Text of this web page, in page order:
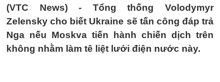
(VTC News) - Tổng thống Volodymyr
Zelensky cho biết Ukraine sẽ tấn công đáp trả
Nga nếu Moskva tiến hành chiến dịch trên
không nhằm làm tê liệt lưới điện nước này.